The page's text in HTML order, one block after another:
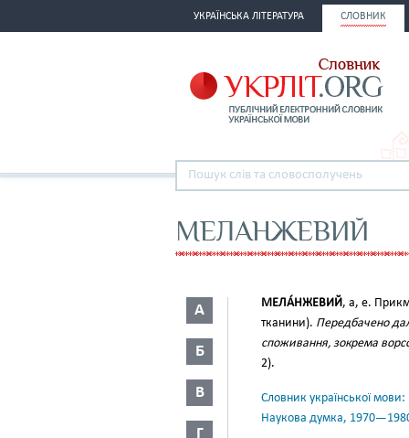
УКРАЇНСЬКА ЛІТЕРАТУРА СЛОВНИК
МЕЛАНЖЕВИЙ
А
Б
В
Г
МЕЛА́НЖЕВИЙ, а, е.
тканини). Передбачено
споживання, зокрема
2).
Словник української
Наукова думка,